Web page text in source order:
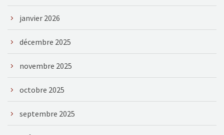
janvier 2026
décembre 2025
novembre 2025
octobre 2025
septembre 2025